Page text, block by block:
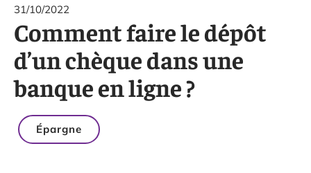
31/10/2022
Comment faire le dépôt
d’un chèque dans une
banque en ligne ?
Épargne